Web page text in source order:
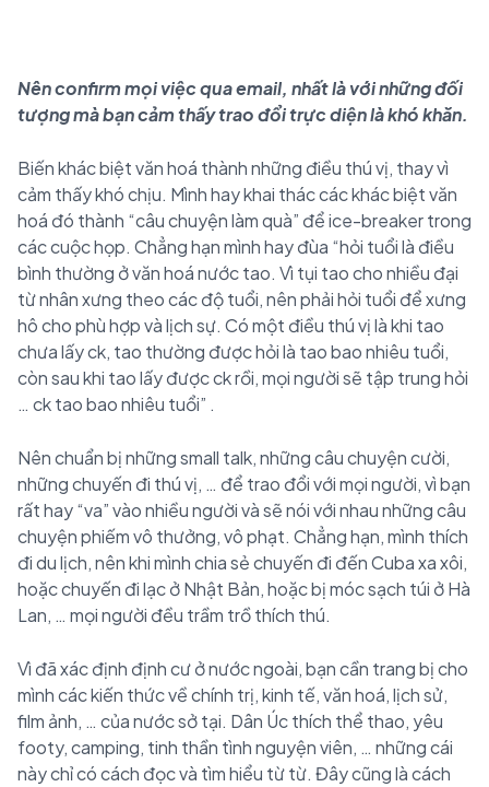
Nên confirm mọi việc qua email, nhất là với những đối
tượng mà bạn cảm thấy trao đổi trực diện là khó khăn.
Biến khác biệt văn hoá thành những điều thú vị, thay vì
cảm thấy khó chịu. Mình hay khai thác các khác biệt văn
hoá đó thành “câu chuyện làm quà” để ice-breaker trong
các cuộc họp. Chẳng hạn mình hay đùa “hỏi tuổi là điều
bình thường ở văn hoá nước tao. Vì tụi tao cho nhiều đại
từ nhân xưng theo các độ tuổi, nên phải hỏi tuổi để xưng
hô cho phù hợp và lịch sự. Có một điều thú vị là khi tao
chưa lấy ck, tao thường được hỏi là tao bao nhiêu tuổi,
còn sau khi tao lấy được ck rồi, mọi người sẽ tập trung hỏi
… ck tao bao nhiêu tuổi” .
Nên chuẩn bị những small talk, những câu chuyện cười,
những chuyến đi thú vị, … để trao đổi với mọi người, vì bạn
rất hay “va” vào nhiều người và sẽ nói với nhau những câu
chuyện phiếm vô thưởng, vô phạt. Chẳng hạn, mình thích
đi du lịch, nên khi mình chia sẻ chuyến đi đến Cuba xa xôi,
hoặc chuyến đi lạc ở Nhật Bản, hoặc bị móc sạch túi ở Hà
Lan, … mọi người đều trầm trồ thích thú.
Vì đã xác định định cư ở nước ngoài, bạn cần trang bị cho
mình các kiến thức về chính trị, kinh tế, văn hoá, lịch sử,
film ảnh, … của nước sở tại. Dân Úc thích thể thao, yêu
footy, camping, tinh thần tình nguyện viên, … những cái
này chỉ có cách đọc và tìm hiểu từ từ. Đây cũng là cách